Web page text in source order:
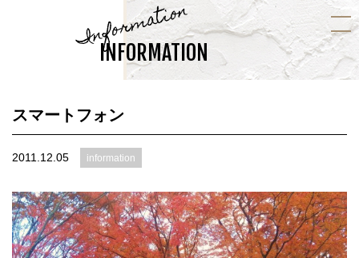
Information
INFORMATION
スマートフォン
2011.12.05 information